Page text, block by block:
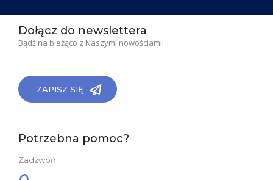
Dołącz do newslettera
Bądź na bieżąco z Naszymi nowościami!
ZAPISZ SIĘ
Potrzebna pomoc?
Zadzwoń: